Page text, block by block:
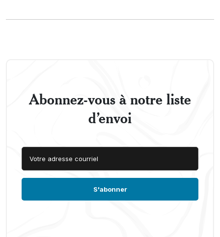
Abonnez-vous à notre liste
d’envoi